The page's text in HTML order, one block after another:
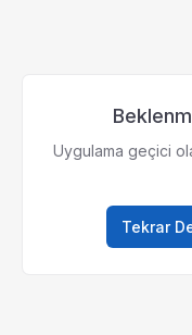
Uygulama geçici
Tekrar